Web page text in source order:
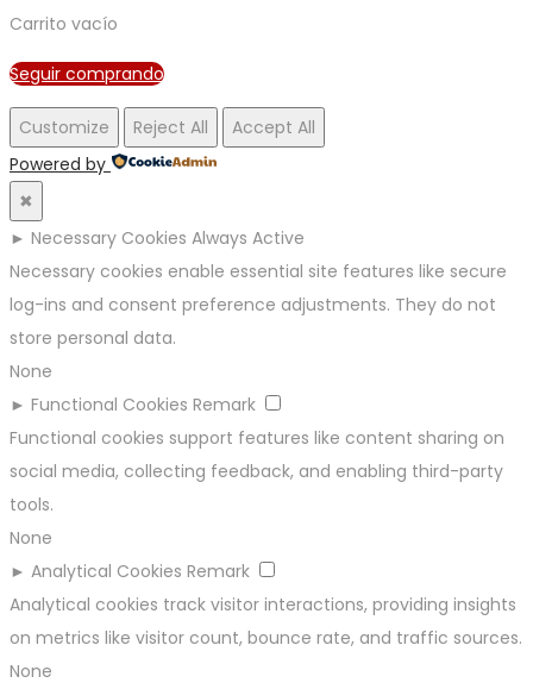
Carrito vacío
Seguir comprando
Customize Reject All
Accept All
Powered by
✖
► Necessary Cookies Always Active
Necessary cookies enable essential site features like secure
log-ins and consent preference adjustments. They do not
store personal data.
None
► Functional Cookies Remark
Functional cookies support features like content sharing on
social media, collecting feedback, and enabling third-party
tools.
None
► Analytical Cookies Remark
Analytical cookies track visitor interactions, providing insights
on metrics like visitor count, bounce rate, and traffic sources.
None